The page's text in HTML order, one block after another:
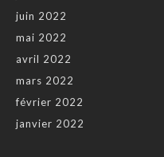
juin 2022
mai 2022
avril 2022
mars 2022
février 2022
janvier 2022